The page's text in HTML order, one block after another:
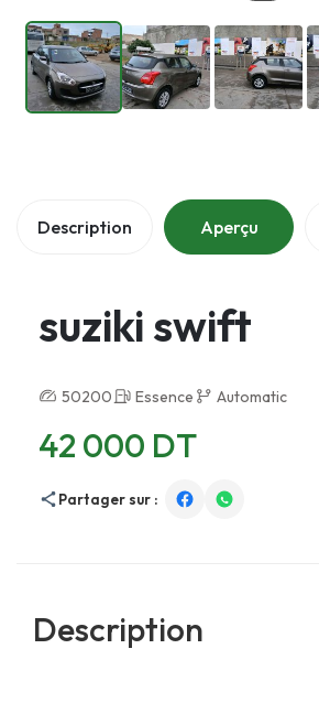
Description Aperçu
suziki swift
50200 Essence Automatic
42 000 DT
Partager sur :
Description